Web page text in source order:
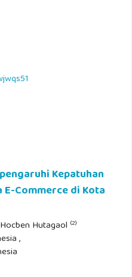
Kepatuhan
E-Commerce di Kota
Hutagaol (2)
,